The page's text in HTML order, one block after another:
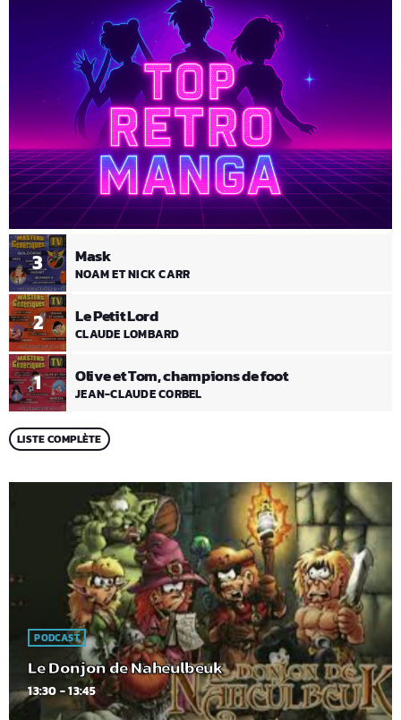
1 Olive et Tom, champions de foot
JEAN-CLAUDE CORBEL
2 Le Petit Lord
CLAUDE LOMBARD
3 Mask
NOAM ET NICK CARR
LISTE COMPLÈTE
PODCAST
Le Donjon de Naheulbeuk
13:30 - 13:45